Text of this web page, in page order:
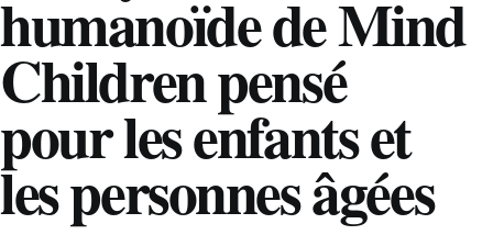
humanoïde de Mind
Children pensé
pour les enfants et
les personnes âgées